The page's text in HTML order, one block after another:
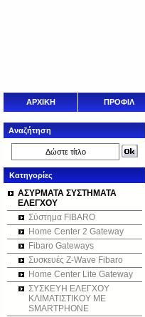
ΑΡΧΙΚΗ ΠΡΟΦΙΛ
Αναζήτηση
Κατηγορίες
ΑΣΥΡΜΑΤΑ ΣΥΣΤΗΜΑΤΑ
ΕΛΕΓΧΟΥ
Σύστημα FIBARO
Home Center 2 Gateway
Fibaro Gateways
Συσκευές Z-Wave Fibaro
Home Center Lite Gateway
ΣΥΣΚΕΥΗ ΕΛΕΓΧΟΥ
ΚΛΙΜΑΤΙΣΤΙΚΟΥ ΜΕ
SMARTPHONE